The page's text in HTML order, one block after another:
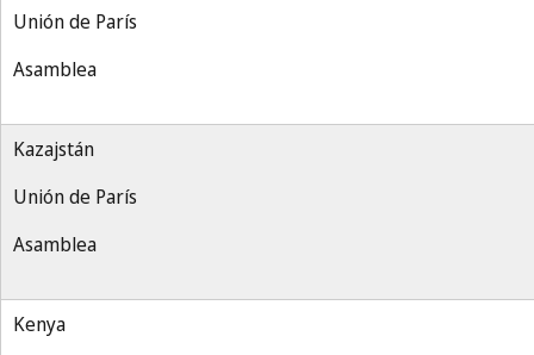
Unión de París
Asamblea
Kazajstán
Unión de París
Asamblea
Kenya